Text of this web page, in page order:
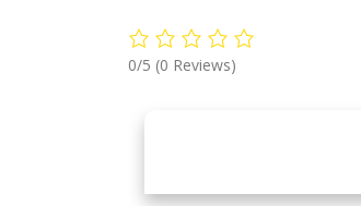
0/5 (0 Reviews)